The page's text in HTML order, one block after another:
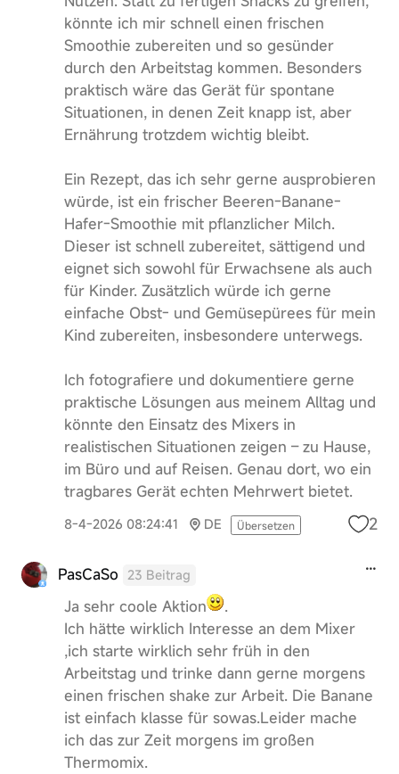
könnte ich mir schnell einen frischen
Smoothie zubereiten und so gesünder
durch den Arbeitstag kommen. Besonders
praktisch wäre das Gerät für spontane
Situationen, in denen Zeit knapp ist, aber
Ernährung trotzdem wichtig bleibt.
Ein Rezept, das ich sehr gerne ausprobieren
würde, ist ein frischer Beeren-Banane-
Hafer-Smoothie mit pflanzlicher Milch.
Dieser ist schnell zubereitet, sättigend und
eignet sich sowohl für Erwachsene als auch
für Kinder. Zusätzlich würde ich gerne
einfache Obst- und Gemüsepürees für mein
Kind zubereiten, insbesondere unterwegs.
Ich fotografiere und dokumentiere gerne
praktische Lösungen aus meinem Alltag und
könnte den Einsatz des Mixers in
realistischen Situationen zeigen – zu Hause,
im Büro und auf Reisen. Genau dort, wo ein
tragbares Gerät echten Mehrwert bietet.
8-4-2026 08:24:41 DE Übersetzen 2
PasCaSo 23 Beitrag
Ja sehr coole Aktion
.
Ich hätte wirklich Interesse an dem Mixer
,ich starte wirklich sehr früh in den
Arbeitstag und trinke dann gerne morgens
einen frischen shake zur Arbeit. Die Banane
ist einfach klasse für sowas.Leider mache
ich das zur Zeit morgens im großen
Thermomix.